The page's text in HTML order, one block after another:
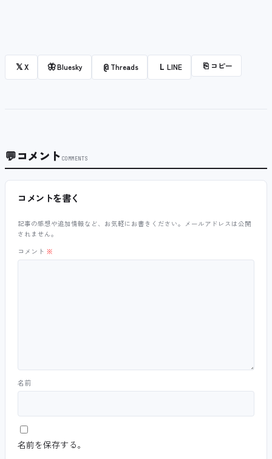
𝕏X 🦋Bluesky @ Threads L LINE ⎘ コピー
💬コメント COMMENTS
コメントを書く
記事の感想や追加情報など、お気軽にお書きください。メールアドレスは公開
されません。
コメント ※
名前
名前を保存する。